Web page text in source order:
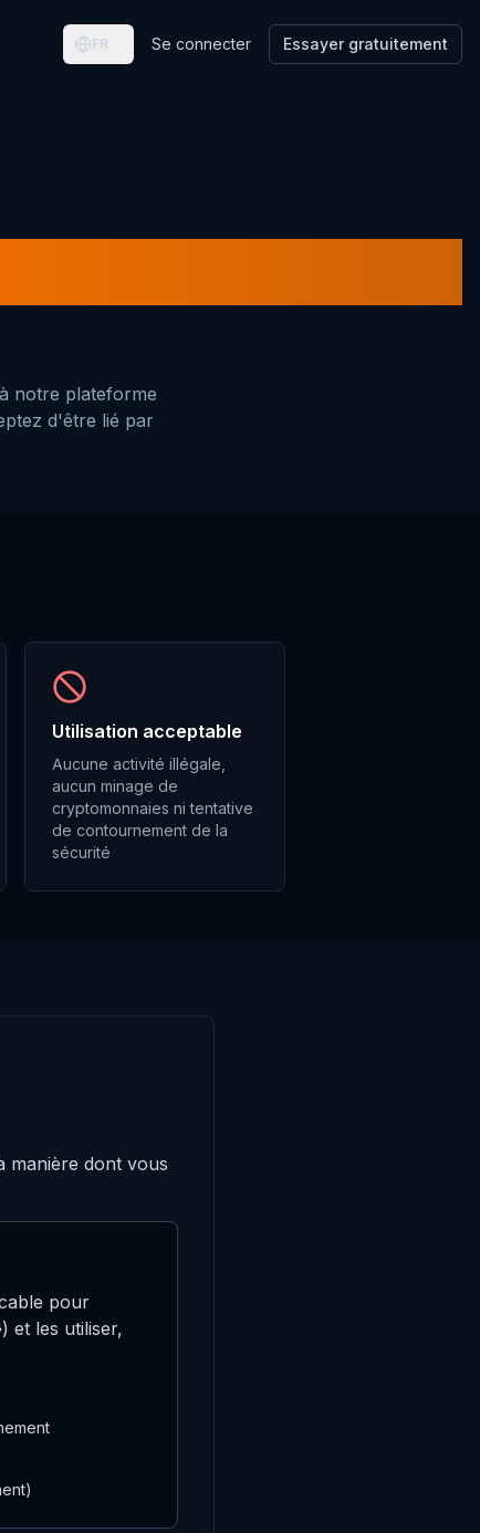
FR Se connecter Essayer gratuitement
notre plateforme
d'être lié par
Utilisation acceptable
Aucune activité illégale,
aucun minage de
cryptomonnaies ni tentative
de contournement de la
sécurité
manière dont vous
pour
et les utiliser,